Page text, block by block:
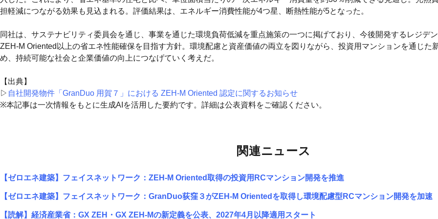
担軽減につながる効果も見込まれる。評価結果は、エネルギー消費性能が4つ星、断熱性能が5となった。
同社は、サステナビリティ委員会を通じ、事業を通じた環境負荷低減を重点施策の一つに掲げており、今後開発するレジデ
ZEH-M Oriented以上の省エネ性能確保を目指す方針。環境配慮と資産価値の両立を図りながら、投資用マンションを通じた
め、持続可能な社会と企業価値の向上につなげていく考えだ。
【出典】
▷ 自社開発物件「GranDuo 用賀７」における ZEH-M Oriented 認定に関するお知らせ
※本記事は一次情報をもとに生成AIを活用した要約です。詳細は公表資料をご確認ください。
関連ニュース
【ゼロエネ建築】フェイスネットワーク：ZEH-M Oriented取得の投資用RCマンション開発を推進
【ゼロエネ建築】フェイスネットワーク：GranDuo荻窪３がZEH-M Orientedを取得し環境配慮型RCマンション開発を加速
【読解】経済産業省：GX ZEH・GX ZEH-Mの新定義を公表、2027年4月以降適用スタート